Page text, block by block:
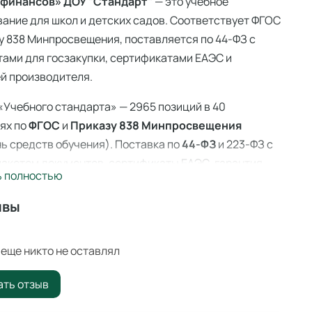
для школ и детских садов. Соответствует ФГОС
838 Минпросвещения, поставляется по 44-ФЗ с
для госзакупки, сертификатами ЕАЭС и
производителя.
стандарта» — 2965 позиций в 40
поФГОС и Приказу 838 Минпросвещения
средств обучения). Поставка по44-ФЗи 223-ФЗ с
документов, сертификаты ЕАЭС, гарантия
Доставка по всей России — 3–14 дней со
финансов» ДОУ "Стандарт" —
парты
парта с сенсорным экраном и встроенным
обеспечением для мультимедийного обучения.
полностью
никто не оставлял
отзыв